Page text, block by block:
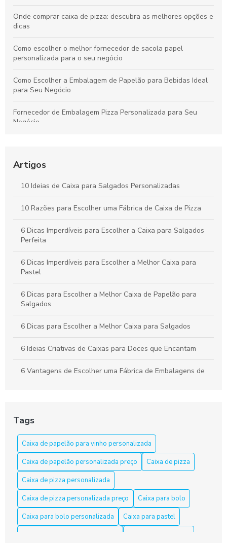
Onde comprar caixa de pizza: descubra as melhores opções e
dicas
Como escolher o melhor fornecedor de sacola papel
personalizada para o seu negócio
Como Escolher a Embalagem de Papelão para Bebidas Ideal
para Seu Negócio
Fornecedor de Embalagem Pizza Personalizada para Seu
Negócio
festa
Como Escolher a Melhor Caixa Pizza Personalizada para Seu
Negócio
Artigos
10 Ideias de Caixa para Salgados Personalizadas
10 Razões para Escolher uma Fábrica de Caixa de Pizza
6 Dicas Imperdíveis para Escolher a Caixa para Salgados
Perfeita
6 Dicas Imperdíveis para Escolher a Melhor Caixa para
Pastel
6 Dicas para Escolher a Melhor Caixa de Papelão para
Salgados
6 Dicas para Escolher a Melhor Caixa para Salgados
6 Ideias Criativas de Caixas para Doces que Encantam
6 Vantagens de Escolher uma Fábrica de Embalagens de
As Razões para Investir em Embalagem Personalizada
As Vantagens de Usar Caixa de Papelão para Salgados
Caixa de Bolo Personalizada: Transforme Festas em
Momentos Inesquecíveis
Caixa de Papelão em Fortaleza: Opções e Dicas
Caixa de Papelão em Fortaleza: Qualidade e Variedade
Tags
Caixa de papelão para vinho personalizada
Caixa de papelão personalizada preço
Caixa de pizza
Caixa de pizza personalizada
Caixa de pizza personalizada preço
Caixa para bolo
Caixa para bolo personalizada
Caixa para pastel